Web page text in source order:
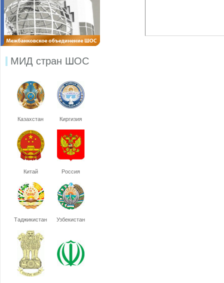
МИД стран ШОС
Казахстан Киргизия
Китай Россия
Таджикистан Узбекистан